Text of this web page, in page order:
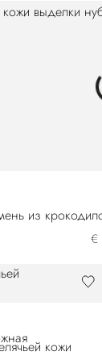
из
€
кожи